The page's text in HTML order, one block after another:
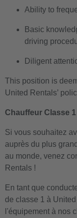
Ability to
Basic
driving
Diligent
This position is
United Rentals’
Chauffeur Classe 1
Si vous souhaitez
auprès du plus
au monde, venez
Rentals !
En tant que
de classe 1 à
l'équipement à nos